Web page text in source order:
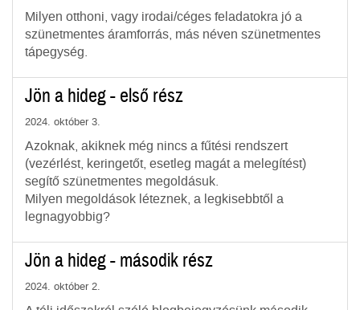
Milyen otthoni, vagy irodai/céges feladatokra jó a
szünetmentes áramforrás, más néven szünetmentes
tápegység.
Jön a hideg - első rész
2024. október 3.
Azoknak, akiknek még nincs a fűtési rendszert
(vezérlést, keringetőt, esetleg magát a melegítést)
segítő szünetmentes megoldásuk.
Milyen megoldások léteznek, a legkisebbtől a
legnagyobbig?
Jön a hideg - második rész
2024. október 2.